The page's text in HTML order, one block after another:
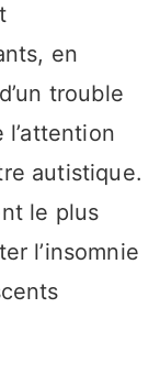
en
trouble
autistique.
le plus
l’insomnie